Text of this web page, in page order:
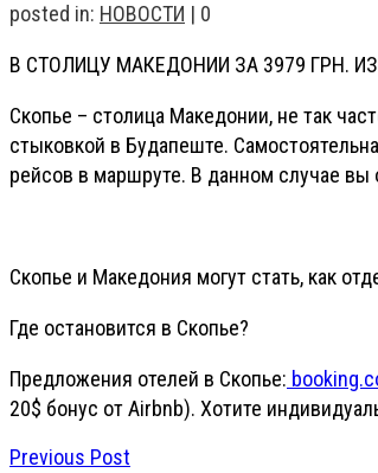
posted in: НОВОСТИ | 0
В СТОЛИЦУ МАКЕДОНИИ ЗА 3979 ГРН.
Скопье – столица Македонии, не так
стыковкой в Будапеште.
рейсов в маршруте. В данном случае вы
Скопье и Македония могут стать, как
Где остановится в Скопье?
Предложения отелей в Скопье:
20$ бонус от Airbnb). Хотите
Previous Post